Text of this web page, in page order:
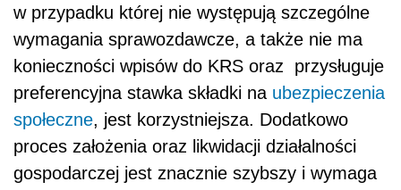
w przypadku której nie występują szczególne
wymagania sprawozdawcze, a także nie ma
konieczności wpisów do KRS oraz przysługuje
preferencyjna stawka składki na ubezpieczenia
społeczne, jest korzystniejsza. Dodatkowo
proces założenia oraz likwidacji działalności
gospodarczej jest znacznie szybszy i wymaga